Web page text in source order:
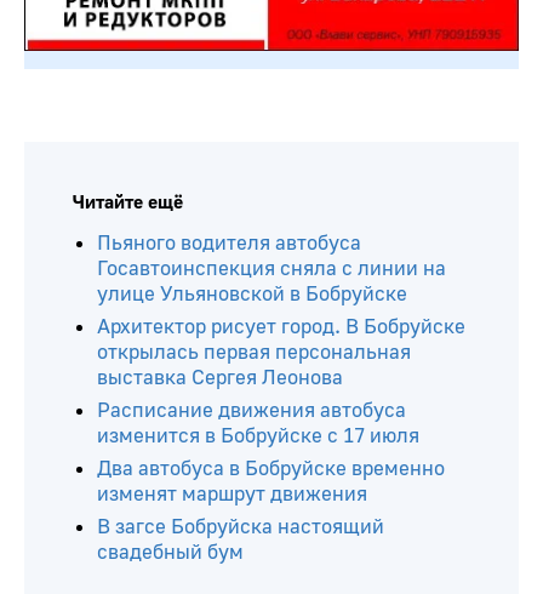
Читайте ещё
Пьяного водителя автобуса
Госавтоинспекция сняла с линии на
улице Ульяновской в Бобруйске
Архитектор рисует город. В Бобруйске
открылась первая персональная
выставка Сергея Леонова
Расписание движения автобуса
изменится в Бобруйске с 17 июля
Два автобуса в Бобруйске временно
изменят маршрут движения
В загсе Бобруйска настоящий
свадебный бум